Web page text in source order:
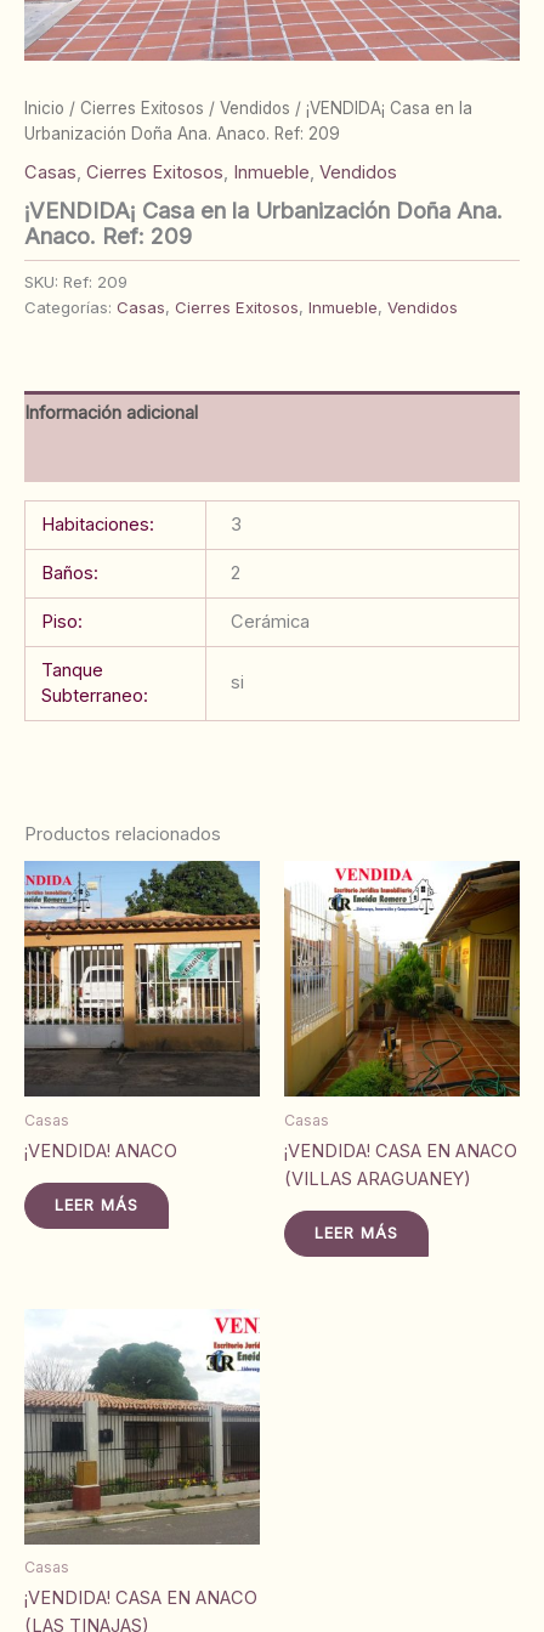
Inicio / Cierres Exitosos / Vendidos / ¡VENDIDA¡ Casa en la
Urbanización Doña Ana. Anaco. Ref: 209
Casas, Cierres Exitosos, Inmueble, Vendidos
¡VENDIDA¡ Casa en la Urbanización Doña Ana.
Anaco. Ref: 209
SKU: Ref: 209
Categorías: Casas, Cierres Exitosos, Inmueble, Vendidos
Información adicional
Habitaciones: 3
Baños: 2
Piso: Cerámica
Tanque
Subterraneo:
si
Productos relacionados
Casas
¡VENDIDA! ANACO
LEER MÁS
Casas
¡VENDIDA! CASA EN ANACO
(VILLAS ARAGUANEY)
LEER MÁS
Casas
¡VENDIDA! CASA EN ANACO
(LAS TINAJAS)